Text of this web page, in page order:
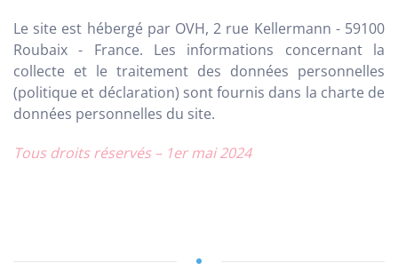
Le site est hébergé par OVH, 2 rue Kellermann - 59100
Roubaix - France. Les informations concernant la
collecte et le traitement des données personnelles
(politique et déclaration) sont fournis dans la charte de
données personnelles du site.
Tous droits réservés – 1er mai 2024